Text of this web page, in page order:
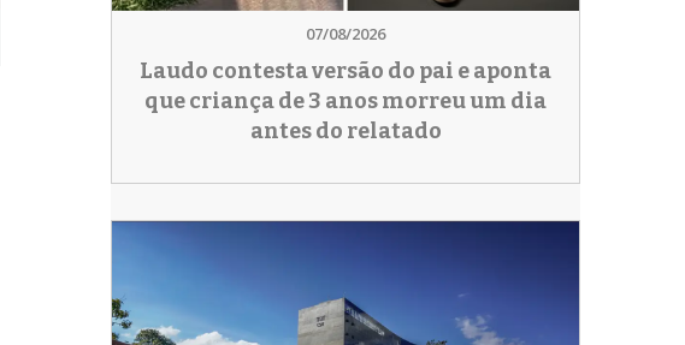
07/08/2026
Laudo contesta versão do pai e aponta
que criança de 3 anos morreu um dia
antes do relatado